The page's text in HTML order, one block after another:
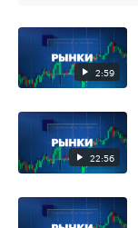
2:59
22:56